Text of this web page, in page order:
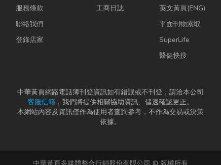
服務條款
聯絡我們
登錄店家
工商日誌
英文黃頁(ENG)
平面刊物索取
SuperLife
醫健快搜
中華黃頁網路電話簿刊登資訊如有錯誤或不刊登，請洽本公司
客服信箱 ，我們將提供相關協助資訊、儘速確認更正。
本網站內容及資訊僅作為使用者查詢參考，不作為交易或決策
依據。
中華黃頁多媒體整合行銷股份有限公司 © 版權所有